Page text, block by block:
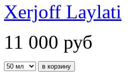
Xerjoff Laylati
11 000 руб